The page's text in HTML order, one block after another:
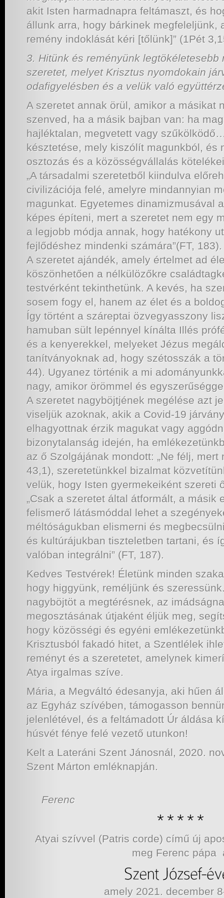
akit Isten harmadnapra feltámaszt, és
állunk arra, hogy bárkinek megfeleljünk,
remény indoklását kéri [tőlünk]” (1Pét
3. Hitünk és reményünk legtökéletesebb
szeretet, melyet Krisztus nyomdokain
odafigyelésben és a velük való
A szeretet annak örül, amikor a másikat
szenved, ha a másik bajban van: ha
hajléktalan, megvetett vagy
késztetése, mely kiszólít magunkból, és
osztozás és a közösségvállalás
„A társadalmi szeretetből kiindulva
civilizációja felé, amelyre mindannyian
magunkat. Egyetemes dinamizmusával
képes építeni, mert a szeretet nem egy
a legjobb módja annak, hogy hatékony
fejlődéshez mindenki számára”(FT, 183).
A szeretet ajándék, amely értelmet ad
köszönhetően a nélkülözőkre
testvérként tekinthetünk. A kevés, ha
sosem fogy el, hanem az élet és a
Így történt a száreptai özvegyasszony
hamuban sült lepénnyel kínálta Illés
és a kenyerekkel, melyeket Jézus
tanítványoknak ad, hogy szétosszák a
44). Ugyanez történik a mi
nagy, amikor örömmel és
A szeretet nagyböjtjének megélése azt
viseljük azoknak, akik a Covid-19
elhagyottnak érzik magukat vagy
bizonytalanság idején, ha
az ő Szolgájának mondott: „Ne félj, mert
43,1), szeretetünkkel bizalmat
velük, hogy Isten gyermekeiként szereti
„Csak a szeretet által átformált, a másik
felismerő látásmóddal lehet a
méltóságukban elismerni és
és kultúrájukban tiszteletben tartani, és
valóban integrálni” (FT, 187).
Kedves Testvérek! Életünk minden
hogy higgyünk, reméljünk és
nagyböjtöt a megtérésnek, az
megosztásának útjaként éljük meg,
hogy közösségi és egyéni
Krisztusból fakadó hitet, a Szentlélek
reményt és a szeretetet, amelynek
Atya irgalmas szíve.
Mária, a Megváltó édesanyja, aki hűen
az Egyház szívében, támogasson
jelenlétével, és a feltámadott Úr áldása
húsvét fénye felé vezető utunkon!
Kelt a Lateráni Szent Jánosnál, 2020.
Szent Márton emléknapján.
Ferenc
Atyai szívvel (Patris corde) című új
meg Ferenc pápa
amely 2021. december